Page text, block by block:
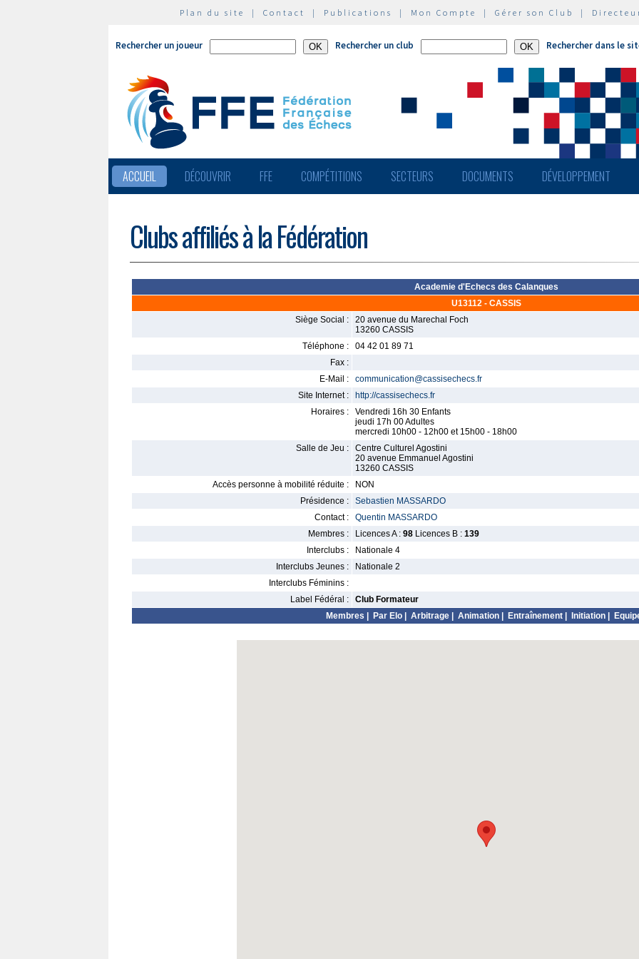
Plan du site | Contact | Publications | Mon Compte | Gérer son Club |
Rechercher un joueur Rechercher un club Rechercher dans le
ACCUEIL DÉCOUVRIR FFE COMPÉTITIONS SECTEURS DOCUMENTS DÉVELOPPEMENT
Clubs affiliés à la Fédération
Academie d'Echecs des Calanques
U13112 - CASSIS
Siège Social :
20 avenue du Marechal Foch
13260 CASSIS
Téléphone :
04 42 01 89 71
Fax :
E-Mail :
communication@cassisechecs.fr
Site Internet :
http://cassisechecs.fr
Horaires :
Vendredi 16h 30 Enfants
jeudi 17h 00 Adultes
mercredi 10h00 - 12h00 et 15h00 - 18h00
Salle de Jeu :
Centre Culturel Agostini
20 avenue Emmanuel Agostini
13260 CASSIS
Accès personne à mobilité réduite :
NON
Présidence :
Sebastien MASSARDO
Contact :
Quentin MASSARDO
Membres :
Licences A : 98 Licences B : 139
Interclubs :
Nationale 4
Interclubs Jeunes :
Nationale 2
Interclubs Féminins :
Label Fédéral :
Club Formateur
Membres
Par Elo Arbitrage Animation Entraînement Initiation